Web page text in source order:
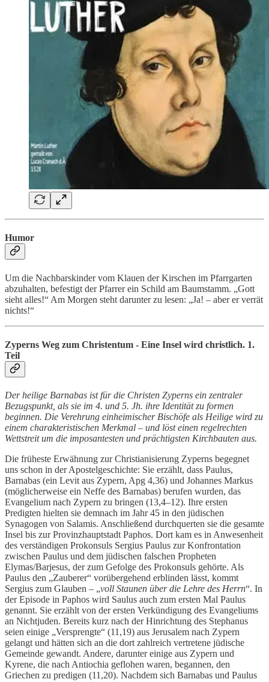
Humor
Um die Nachbarskinder vom Klauen der Kirschen im Pfarrgarten
abzuhalten, befestigt der Pfarrer ein Schild am Baumstamm. „Gott
sieht alles!“ Am Morgen steht darunter zu lesen: „Ja! – aber er verrät
nichts!“
Zyperns Weg zum Christentum - Eine Insel wird christlich. 1.
Teil
Der heilige Barnabas ist für die Christen Zyperns ein zentraler
Bezugspunkt, als sie im 4. und 5. Jh. ihre Identität zu formen
beginnen. Die Verehrung einheimischer Bischöfe als Heilige wird zu
einem charakteristischen Merkmal – und löst einen regelrechten
Wettstreit um die imposantesten und prächtigsten Kirchbauten aus.
Die früheste Erwähnung zur Christianisierung Zyperns begegnet
uns schon in der Apostelgeschichte: Sie erzählt, dass Paulus,
Barnabas (ein Levit aus Zypern, Apg 4,36) und Johannes Markus
(möglicherweise ein Neffe des Barnabas) berufen wurden, das
Evangelium nach Zypern zu bringen (13,4–12). Ihre ersten
Predigten hielten sie demnach im Jahr 45 in den jüdischen
Synagogen von Salamis. Anschließend durchquerten sie die gesamte
Insel bis zur Provinzhauptstadt Paphos. Dort kam es in Anwesenheit
des verständigen Prokonsuls Sergius Paulus zur Konfrontation
zwischen Paulus und dem jüdischen falschen Propheten
Elymas/Barjesus, der zum Gefolge des Prokonsuls gehörte. Als
Paulus den „Zauberer“ vorübergehend erblinden lässt, kommt
Sergius zum Glauben – „voll Staunen über die Lehre des Herrn“. In
der Episode in Paphos wird Saulus auch zum ersten Mal Paulus
genannt. Sie erzählt von der ersten Verkündigung des Evangeliums
an Nichtjuden. Bereits kurz nach der Hinrichtung des Stephanus
seien einige „Versprengte“ (11,19) aus Jerusalem nach Zypern
gelangt und hätten sich an die dort zahlreich vertretene jüdische
Gemeinde gewandt. Andere, darunter einige aus Zypern und
Kyrene, die nach Antiochia geflohen waren, begannen, den
Griechen zu predigen (11,20). Nachdem sich Barnabas und Paulus